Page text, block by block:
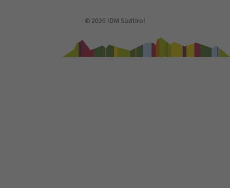
© 2026 IDM Südtirol